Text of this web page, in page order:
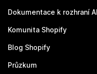
Dokumentace k rozhraní
Komunita Shopify
Blog Shopify
Průzkum